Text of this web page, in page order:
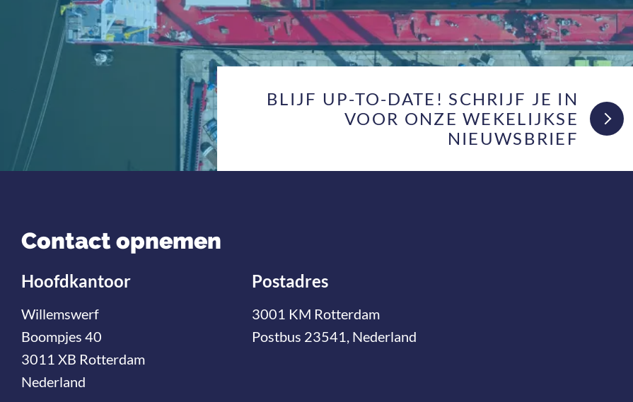
BLIJF UP-TO-DATE! SCHRIJF JE IN
VOOR ONZE WEKELIJKSE
NIEUWSBRIEF
Contact opnemen
Hoofdkantoor
Willemswerf
Boompjes 40
3011 XB Rotterdam
Nederland
Postadres
3001 KM Rotterdam
Postbus 23541, Nederland